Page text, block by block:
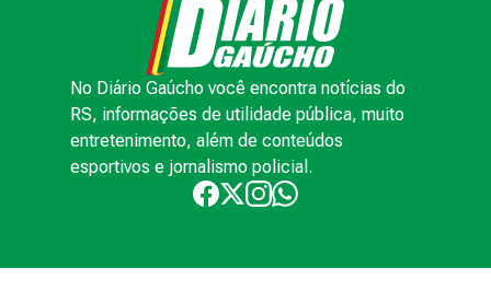
No Diário Gaúcho você encontra notícias do
RS, informações de utilidade pública, muito
entretenimento, além de conteúdos
esportivos e jornalismo policial.